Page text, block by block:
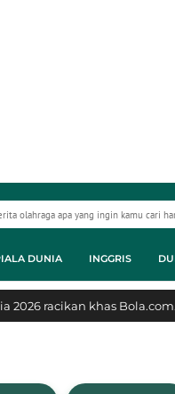
DUNIA INGGRIS
2026 racikan khas